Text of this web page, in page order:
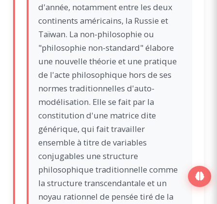
d'année, notamment entre les deux
continents américains, la Russie et
Taïwan. La non-philosophie ou
"philosophie non-standard" élabore
une nouvelle théorie et une pratique
de l'acte philosophique hors de ses
normes traditionnelles d'auto-
modélisation. Elle se fait par la
constitution d'une matrice dite
générique, qui fait travailler
ensemble à titre de variables
conjugables une structure
philosophique traditionnelle comme
la structure transcendantale et un
noyau rationnel de pensée tiré de la